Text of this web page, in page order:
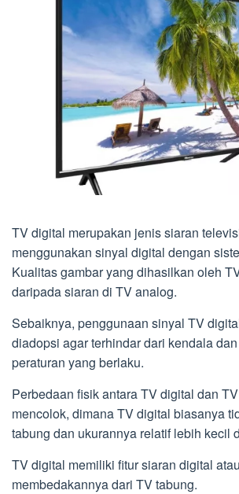
TV digital merupakan jenis siaran
menggunakan sinyal digital dengan
Kualitas gambar yang dihasilkan oleh
daripada siaran di TV analog.
Sebaiknya, penggunaan sinyal TV
diadopsi agar terhindar dari kendala
peraturan yang berlaku.
Perbedaan fisik antara TV digital dan
mencolok, dimana TV digital biasanya
tabung dan ukurannya relatif lebih kecil
TV digital memiliki fitur siaran digital
membedakannya dari TV tabung.